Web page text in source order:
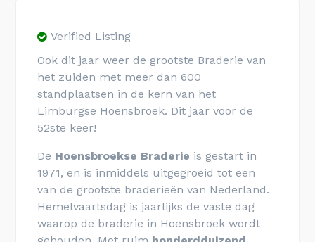
Verified Listing
Ook dit jaar weer de grootste Braderie van
het zuiden met meer dan 600
standplaatsen in de kern van het
Limburgse Hoensbroek. Dit jaar voor de
52ste keer!
De Hoensbroekse Braderie is gestart in
1971, en is inmiddels uitgegroeid tot een
van de grootste braderieën van Nederland.
Hemelvaartsdag is jaarlijks de vaste dag
waarop de braderie in Hoensbroek wordt